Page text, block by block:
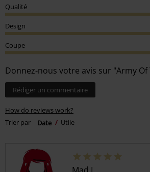
Qualité
Design
Coupe
Donnez-nous votre avis sur "Army Of
Rédiger un commentaire
How do reviews work?
Trier par
Date Utile